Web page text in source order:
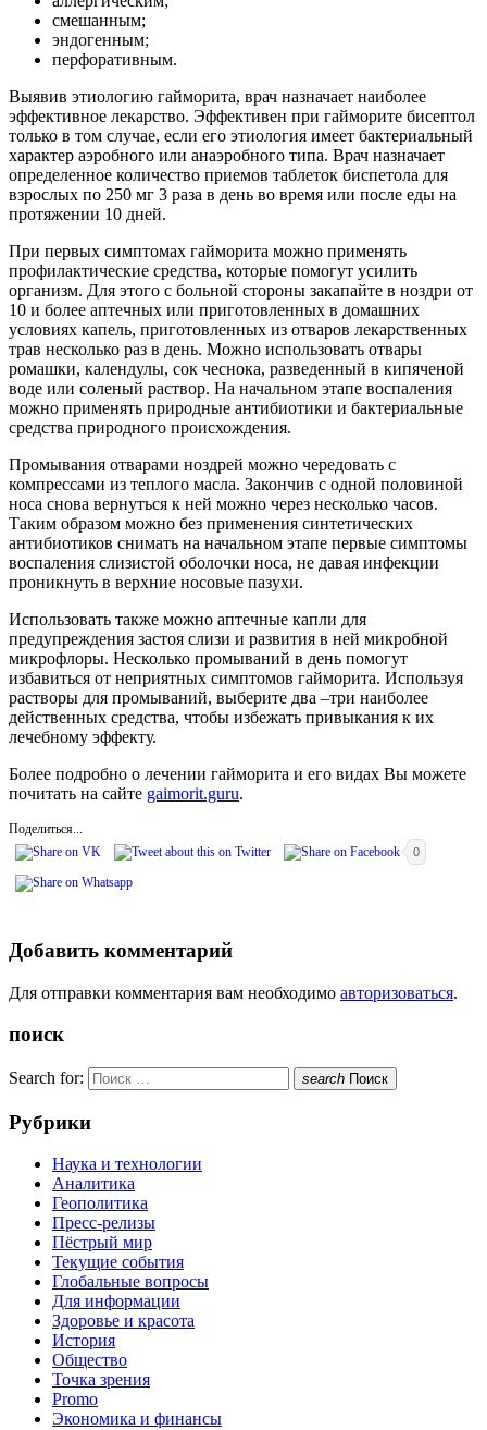
смешанным;
эндогенным;
перфоративным.
Выявив этиологию гайморита, врач назначает наиболее
эффективное лекарство. Эффективен при гайморите бисептол
только в том случае, если его этиология имеет бактериальный
характер аэробного или анаэробного типа. Врач назначает
определенное количество приемов таблеток биспетола для
взрослых по 250 мг 3 раза в день во время или после еды на
протяжении 10 дней.
При первых симптомах гайморита можно применять
профилактические средства, которые помогут усилить
организм. Для этого с больной стороны закапайте в ноздри от
10 и более аптечных или приготовленных в домашних
условиях капель, приготовленных из отваров лекарственных
трав несколько раз в день. Можно использовать отвары
ромашки, календулы, сок чеснока, разведенный в кипяченой
воде или соленый раствор. На начальном этапе воспаления
можно применять природные антибиотики и бактериальные
средства природного происхождения.
Промывания отварами ноздрей можно чередовать с
компрессами из теплого масла. Закончив с одной половиной
носа снова вернуться к ней можно через несколько часов.
Таким образом можно без применения синтетических
антибиотиков снимать на начальном этапе первые симптомы
воспаления слизистой оболочки носа, не давая инфекции
проникнуть в верхние носовые пазухи.
Использовать также можно аптечные капли для
предупреждения застоя слизи и развития в ней микробной
микрофлоры. Несколько промываний в день помогут
избавиться от неприятных симптомов гайморита. Используя
растворы для промываний, выберите два –три наиболее
действенных средства, чтобы избежать привыкания к их
лечебному эффекту.
Более подробно о лечении гайморита и его видах Вы можете
почитать на сайте gaimorit.guru.
Поделиться...
0
Добавить комментарий
Для отправки комментария вам необходимо авторизоваться.
поиск
Search for: search Поиск
Рубрики
Наука и технологии
Аналитика
Геополитика
Пресс-релизы
Пёстрый мир
Текущие события
Глобальные вопросы
Для информации
Здоровье и красота
История
Общество
Точка зрения
Promo
Экономика и финансы